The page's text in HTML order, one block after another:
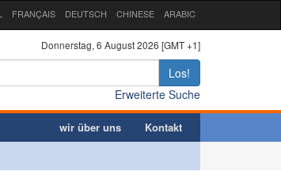
FRANÇAIS DEUTSCH CHINESE ARABIC
Donnerstag, 6 August 2026 [GMT +1]
Los!
Erweiterte Suche
wir über uns Kontakt